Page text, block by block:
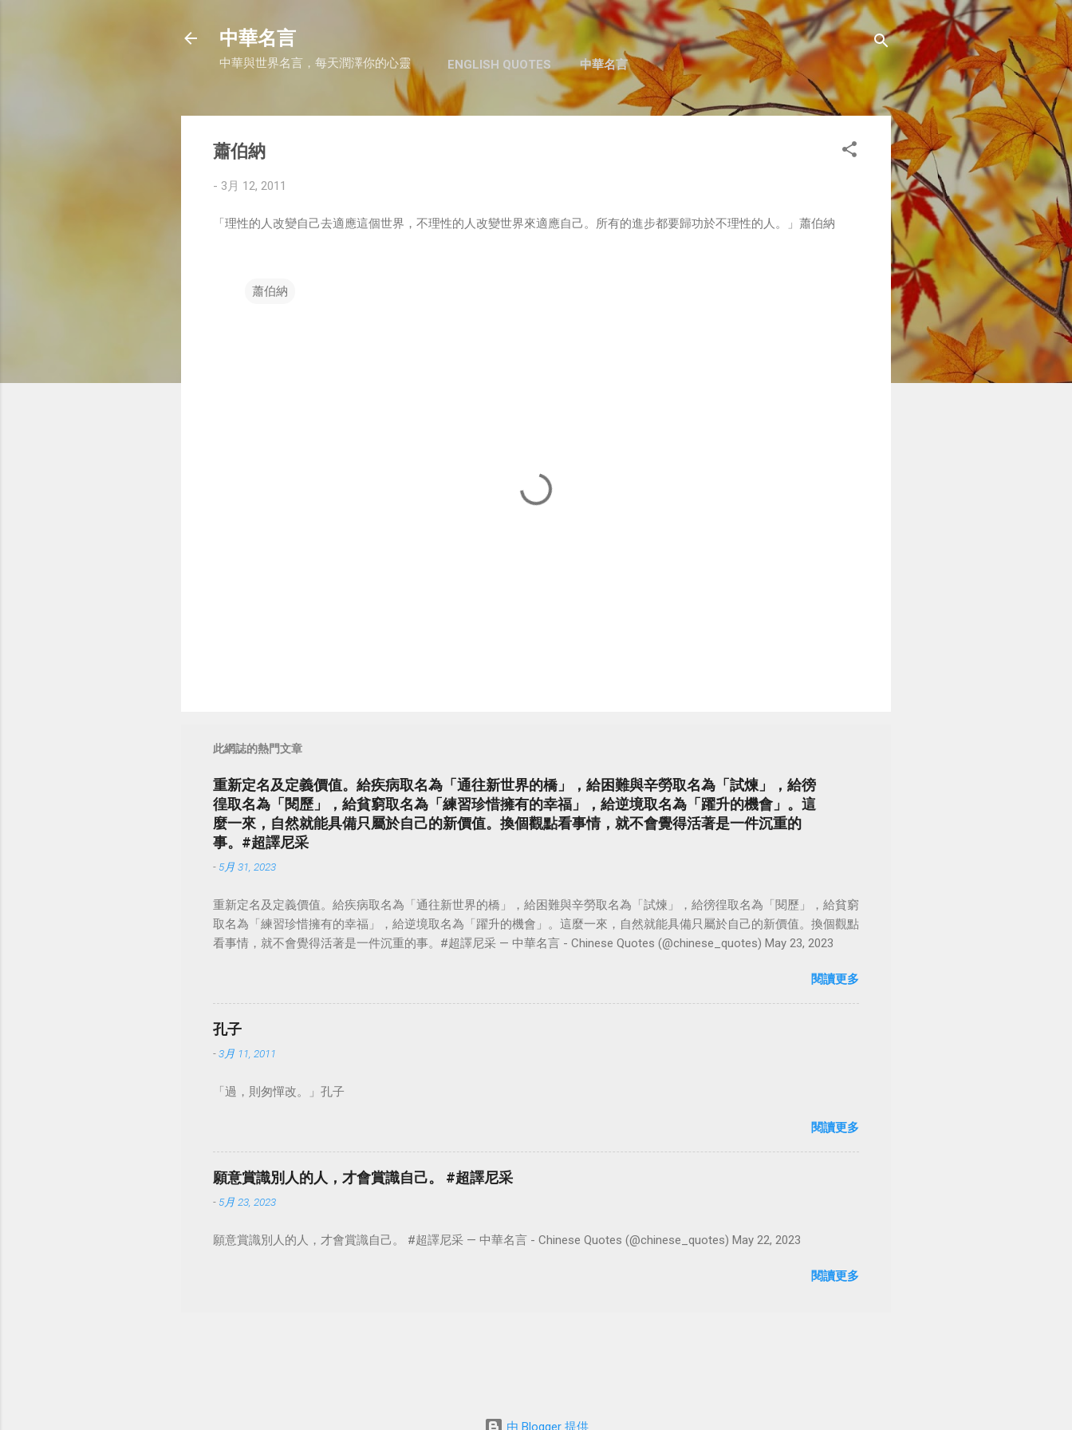
跳至主要內容
中華名言
中華與世界名言，每天潤澤你的心靈 ENGLISH QUOTES 中華名言
蕭伯納
- 3月 12, 2011
「理性的人改變自己去適應這個世界，不理性的人改變世界來適應自己。所有的進步都要歸功於不理性的人。」蕭伯納
蕭伯納
此網誌的熱門文章
重新定名及定義價值。給疾病取名為「通往新世界的橋」，給困難與辛勞取名為「試煉」，給徬
徨取名為「閱歷」，給貧窮取名為「練習珍惜擁有的幸福」，給逆境取名為「躍升的機會」。這
麼一來，自然就能具備只屬於自己的新價值。換個觀點看事情，就不會覺得活著是一件沉重的
事。#超譯尼采
- 5月 31, 2023
重新定名及定義價值。給疾病取名為「通往新世界的橋」，給困難與辛勞取名為「試煉」，給徬徨取名為「閱歷」，給貧窮
取名為「練習珍惜擁有的幸福」，給逆境取名為「躍升的機會」。這麼一來，自然就能具備只屬於自己的新價值。換個觀點
看事情，就不會覺得活著是一件沉重的事。#超譯尼采 — 中華名言 - Chinese Quotes (@chinese_quotes) May 23, 2023
閱讀更多
孔子
-3月 11, 2011
「過，則匆憚改。」孔子
閱讀更多
願意賞識別人的人，才會賞識自己。 #超譯尼采
- 5月 23, 2023
願意賞識別人的人，才會賞識自己。 #超譯尼采 — 中華名言 - Chinese Quotes (@chinese_quotes) May 22, 2023
閱讀更多
由 Blogger 提供